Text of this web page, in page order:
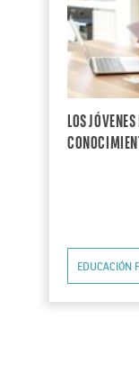
LOS
EDUCACIÓN